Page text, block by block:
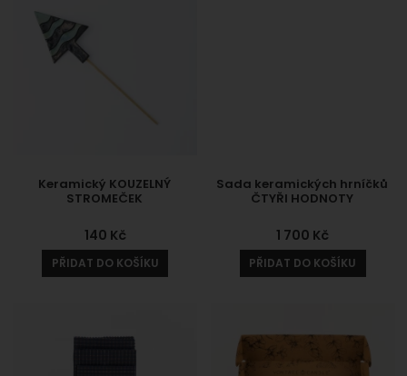
Keramický KOUZELNÝ
STROMEČEK
140 Kč
PŘIDAT DO KOŠÍKU
Sada keramických hrníčků
ČTYŘI HODNOTY
1 700 Kč
PŘIDAT DO KOŠÍKU